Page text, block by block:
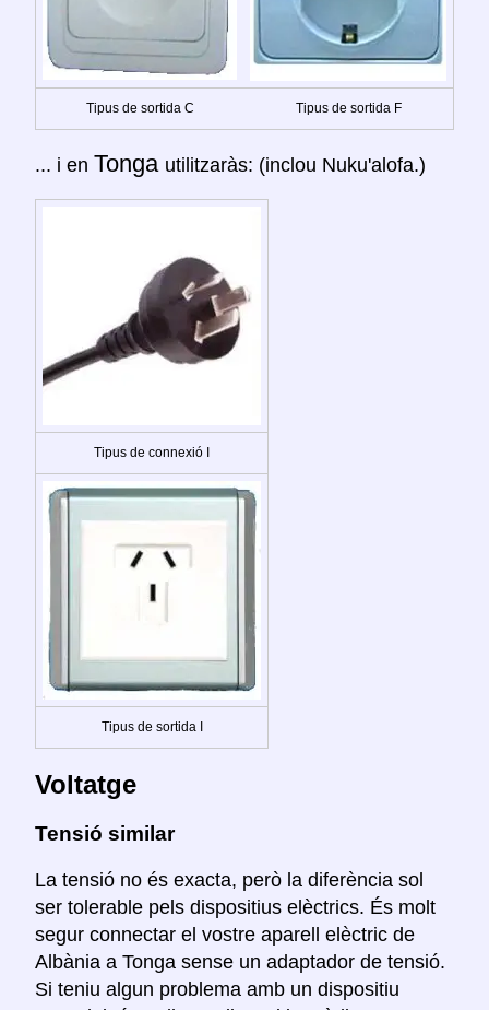
Tipus de sortida C Tipus de sortida F
... i en Tonga utilitzaràs: (inclou Nuku'alofa.)
Tipus de connexió I
Tipus de sortida I
Voltatge
Tensió similar
La tensió no és exacta, però la diferència sol
ser tolerable pels dispositius elèctrics. És molt
segur connectar el vostre aparell elèctric de
Albània a Tonga sense un adaptador de tensió.
Si teniu algun problema amb un dispositiu